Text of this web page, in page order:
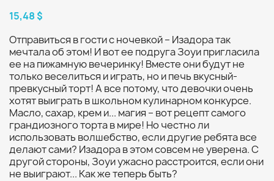
15,48 $
Отправиться в гости с ночевкой – Изадора так
мечтала об этом! И вот ее подруга Зоуи пригласила
ее на пижамную вечеринку! Вместе они будут не
только веселиться и играть, но и печь вкусный-
превкусный торт! А все потому, что девочки очень
хотят выиграть в школьном кулинарном конкурсе.
Масло, сахар, крем и... магия – вот рецепт самого
грандиозного торта в мире! Но честно ли
использовать волшебство, если другие ребята все
делают сами? Изадора в этом совсем не уверена. С
другой стороны, Зоуи ужасно расстроится, если они
не выиграют... Как же теперь быть?